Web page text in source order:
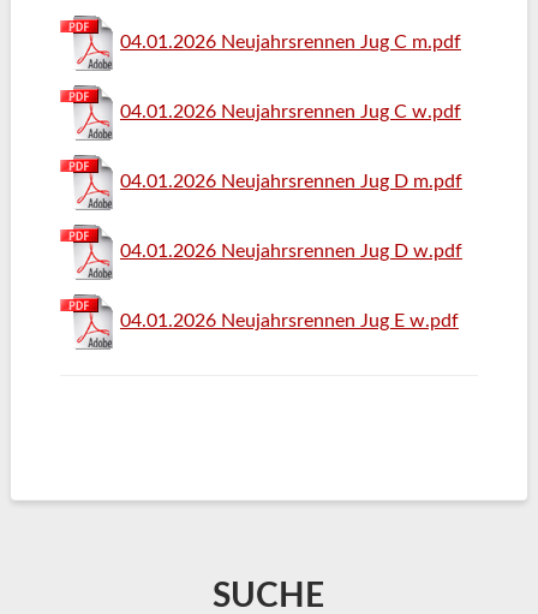
04.01.2026 Neujahrsrennen Jug C m.pdf
04.01.2026 Neujahrsrennen Jug C w.pdf
04.01.2026 Neujahrsrennen Jug D m.pdf
04.01.2026 Neujahrsrennen Jug D w.pdf
04.01.2026 Neujahrsrennen Jug E w.pdf
SUCHE